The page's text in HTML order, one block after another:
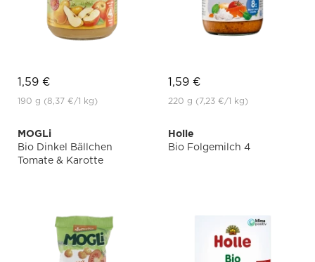
1,59 €
190 g (8,37 €/1 kg)
1,59 €
220 g (7,23 €/1 kg)
MOGLi
Bio Dinkel Bällchen
Tomate & Karotte
Holle
Bio Folgemilch 4